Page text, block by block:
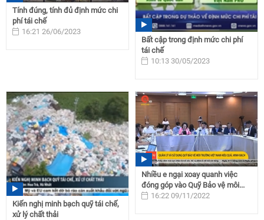
Tính đúng, tính đủ định mức chi
phí tái chế
16:21 26/06/2023
Bất cập trong định mức chi phí
tái chế
10:13 30/05/2023
Kiến nghị minh bạch quỹ tái chế,
xử lý chất thải
Nhiều e ngại xoay quanh việc
đóng góp vào Quỹ Bảo vệ môi...
16:22 09/11/2022